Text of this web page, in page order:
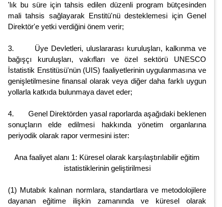
'lık bu süre için tahsis edilen düzenli program bütçesinden
mali tahsis sağlayarak Enstitü'nü desteklemesi için Genel
Direktör'e yetki verdiğini önem verir;
3. Üye Devletleri, uluslararası kuruluşları, kalkınma ve
bağışçı kuruluşları, vakıfları ve özel sektörü UNESCO
İstatistik Enstitüsü'nün (UIS) faaliyetlerinin uygulanmasına ve
genişletilmesine finansal olarak veya diğer daha farklı uygun
yollarla katkıda bulunmaya davet eder;
4. Genel Direktörden yasal raporlarda aşağıdaki beklenen
sonuçların elde edilmesi hakkında yönetim organlarına
periyodik olarak rapor vermesini ister:
Ana faaliyet alanı 1: Küresel olarak karşılaştırılabilir eğitim
istatistiklerinin geliştirilmesi
(1) Mutabık kalınan normlara, standartlara ve metodolojilere
dayanan eğitime ilişkin zamanında ve küresel olarak